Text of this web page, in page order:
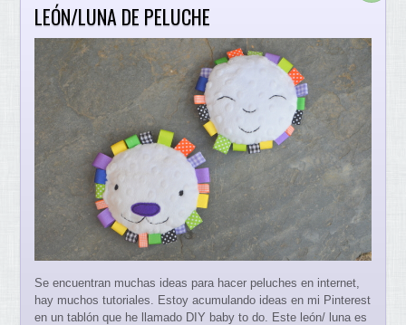
LEÓN/LUNA DE PELUCHE
Se encuentran muchas ideas para hacer peluches en internet,
hay muchos tutoriales. Estoy acumulando ideas en mi Pinterest
en un tablón que he llamado DIY baby to do. Este león/ luna es